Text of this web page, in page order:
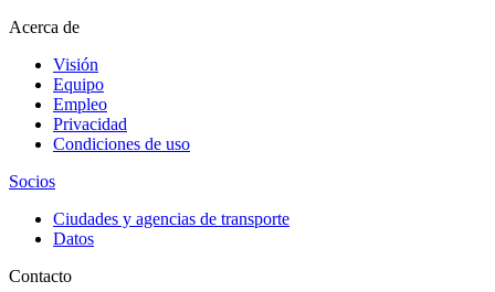
Acerca de
Visión
Equipo
Empleo
Privacidad
Condiciones de uso
Socios
Ciudades y agencias de transporte
Datos
Contacto